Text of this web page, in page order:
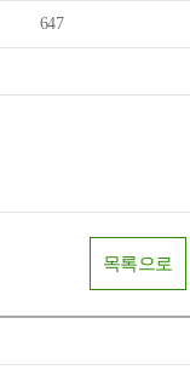
647
목록으로